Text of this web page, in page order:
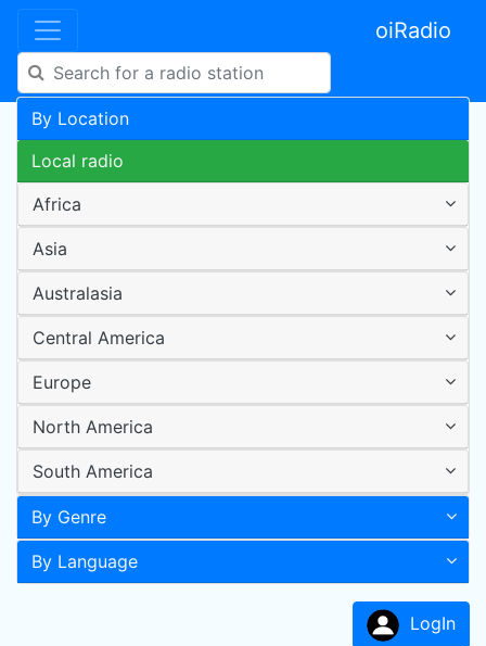
oiRadio
By Location
Local radio
Africa
Asia
Australasia
Central America
Europe
North America
South America
By Genre
By Language
LogIn